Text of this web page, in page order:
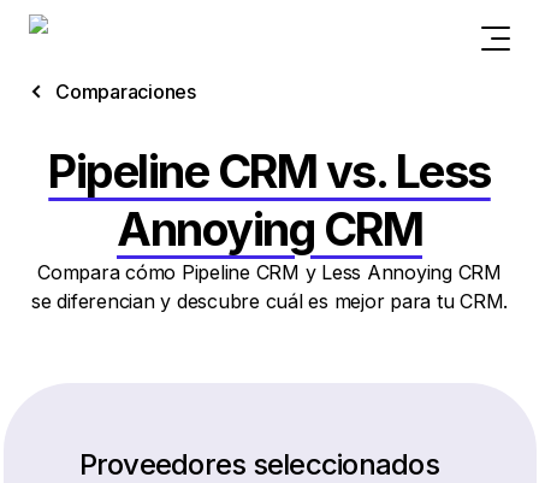
Comparaciones
Pipeline CRM vs. Less
Annoying CRM
Compara cómo Pipeline CRM y Less Annoying CRM
se diferencian y descubre cuál es mejor para tu CRM.
Proveedores seleccionados